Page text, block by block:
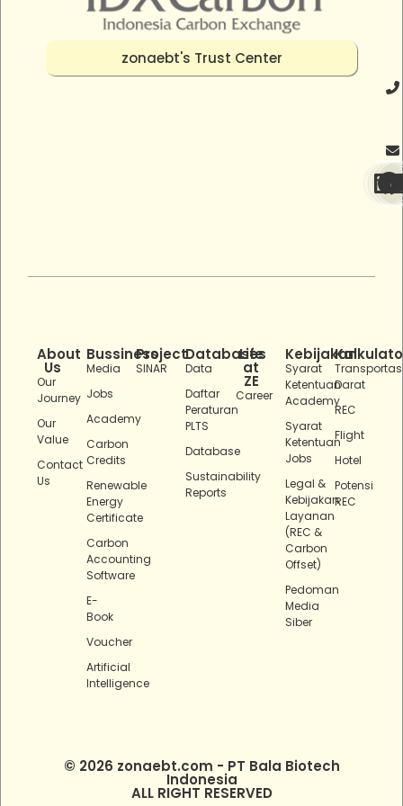
zonaebt's Trust Center
About
Us
Our
Journey
Our
Value
Contact
Us
Bussiness
Media
Jobs
Academy
Carbon
Credits
Renewable
Energy
Certificate
Carbon
Accounting
Software
E-
Book
Voucher
Artificial
Intelligence
Project
SINAR
Databases
Data
Daftar
Peraturan
PLTS
Database
Sustainability
Reports
Life
at
ZE
Career
Kebijakan
Syarat
Ketentuan
Academy
Syarat
Ketentuan
Jobs
Legal &
Kebijakan
Layanan
(REC &
Carbon
Offset)
Pedoman
Media
Siber
Darat
REC
Flight
Hotel
Potensi
REC
© 2026 zonaebt.com - PT Bala Biotech
Indonesia
ALL RIGHT RESERVED